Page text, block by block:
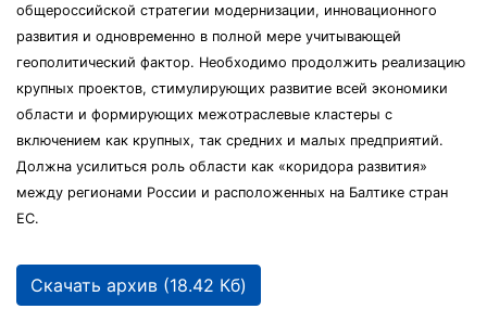
общероссийской стратегии модернизации, инновационного
развития и одновременно в полной мере учитывающей
геополитический фактор. Необходимо продолжить реализацию
крупных проектов, стимулирующих развитие всей экономики
области и формирующих межотраслевые кластеры с
включением как крупных, так средних и малых предприятий.
Должна усилиться роль области как «коридора развития»
между регионами России и расположенных на Балтике стран
ЕС.
Скачать архив (18.42 Кб)